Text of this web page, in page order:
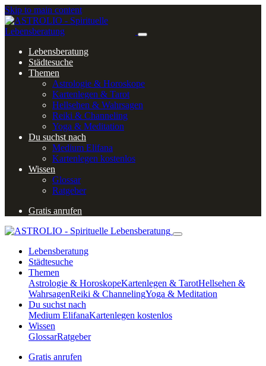
Skip to main content
Lebensberatung
Städtesuche
Themen
Astrologie & Horoskope
Kartenlegen & Tarot
Hellsehen & Wahrsagen
Reiki & Channeling
Yoga & Meditation
Du suchst nach
Medium Elifana
Kartenlegen kostenlos
Wissen
Glossar
Ratgeber
Gratis anrufen
Lebensberatung
Städtesuche
Themen
Astrologie & HoroskopeKartenlegen & TarotHellsehen &
WahrsagenReiki & ChannelingYoga & Meditation
Du suchst nach
Medium ElifanaKartenlegen kostenlos
Wissen
GlossarRatgeber
Gratis anrufen